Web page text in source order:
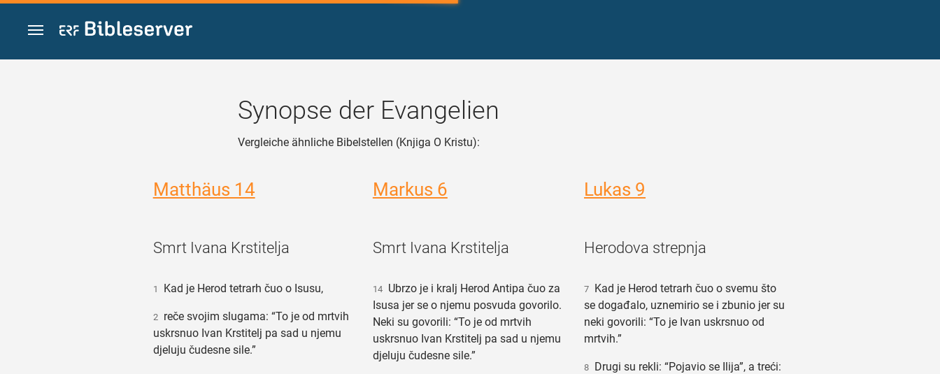
Zum Inhalt springen
Synopse der Evangelien
Vergleiche ähnliche Bibelstellen (Knjiga O Kristu):
Matthäus 14
Smrt Ivana Krstitelja
1 Kad je Herod tetrarh čuo o Isusu,
2reče svojim slugama: “To je od mrtvih
uskrsnuo Ivan Krstitelj pa sad u njemu
djeluju čudesne sile.”
Markus 6
Smrt Ivana Krstitelja
14Ubrzo je i kralj Herod Antipa čuo za
Isusa jer se o njemu posvuda govorilo.
Neki su govorili: “To je od mrtvih
uskrsnuo Ivan Krstitelj pa sad u njemu
djeluju čudesne sile.”
Lukas 9
Herodova strepnja
7 Kad je Herod tetrarh čuo o svemu što
se događalo, uznemirio se i zbunio jer su
neki govorili: “To je Ivan uskrsnuo od
mrtvih.”
8 Drugi su rekli: “Pojavio se Ilija”, a treći: